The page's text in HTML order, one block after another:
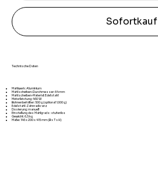
Sofortkauf
Technische Daten
Mahlwerk: Aluminium
Mahlscheiben-Durchmesser: 64 mm
Mahlscheiben-Material: Edelstahl
Motorleistung: 450 W
Bohnenbehälter: 500 g (optional 1.000 g)
Edelstahl-Zahnradkranz
Dosierung: manuell
Einstellung des Mahlgrads: stufenlos
Gewicht: 6,5 kg
Maße: 145 x 200 x 415 mm (B x T x H)